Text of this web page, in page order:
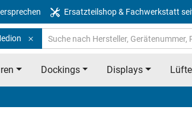
Ersatzteilshop & Fachwerkstatt
Dockings Displays